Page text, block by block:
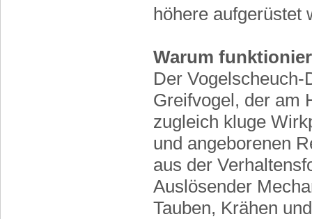
höhere aufgerüstet
Warum
Der
Greifvogel, der am
zugleich kluge
und angeborenen
aus der
Auslösender
Tauben, Krähen